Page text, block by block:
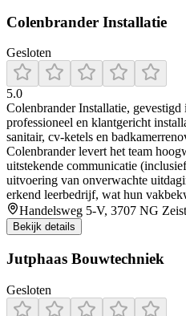
Colenbrander Installatie
Gesloten
5.0
Colenbrander Installatie, gevestigd
professioneel en klantgericht
sanitair, cv-ketels en
Colenbrander levert het team
uitstekende communicatie
uitvoering van onverwachte
erkend leerbedrijf, wat hun
Handelsweg 5-V, 3707 NG
Bekijk details
Jutphaas Bouwtechniek
Gesloten